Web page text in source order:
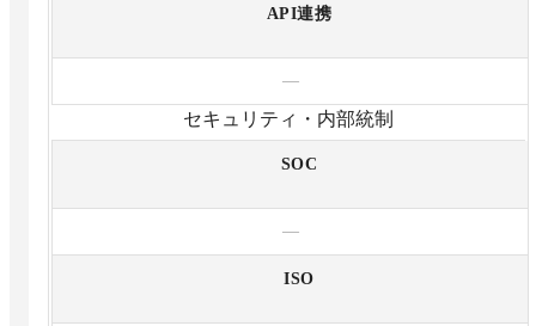
API連携
—
セキュリティ・内部統制
SOC
—
ISO